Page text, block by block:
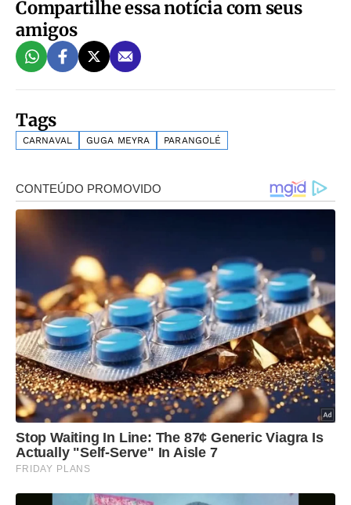
Compartilhe essa notícia com seus
amigos
Tags
CARNAVAL GUGA MEYRA PARANGOLÉ